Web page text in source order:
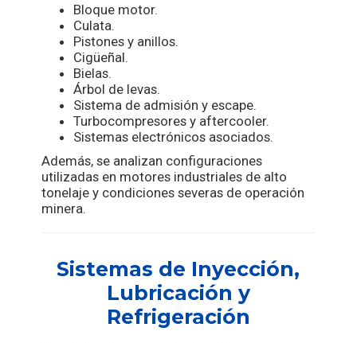
Bloque motor.
Culata.
Pistones y anillos.
Cigüeñal.
Bielas.
Árbol de levas.
Sistema de admisión y escape.
Turbocompresores y aftercooler.
Sistemas electrónicos asociados.
Además, se analizan configuraciones
utilizadas en motores industriales de alto
tonelaje y condiciones severas de operación
minera.
Sistemas de Inyección,
Lubricación y
Refrigeración